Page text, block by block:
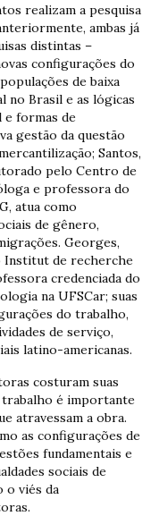
realizam a pesquisa
ambas já
distintas –
configurações do
de baixa
no Brasil e as lógicas
formas de
gestão da questão
Santos,
pelo Centro de
e professora do
atua como
de gênero,
Georges,
Institut de recherche
credenciada do
na UFSCar; suas
do trabalho,
de serviço,
latino-americanas.
costuram suas
trabalho é importante
atravessam a obra.
as configurações de
fundamentais e
sociais de
o viés da